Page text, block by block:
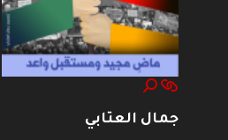
جمال العتابي